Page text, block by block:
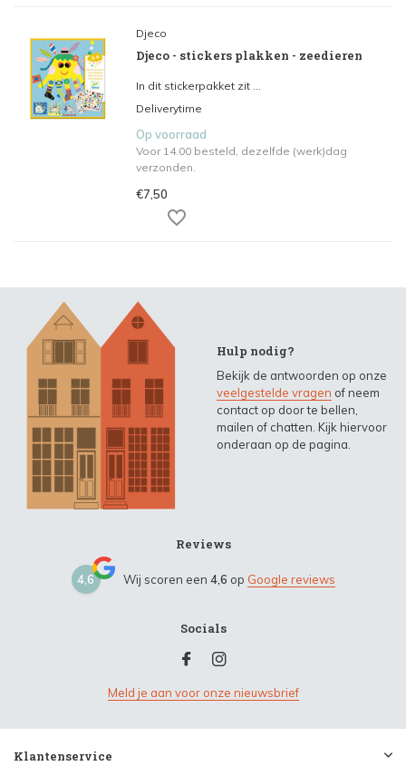
Djeco
Djeco - stickers plakken - zeedieren
In dit stickerpakket zit ...
Deliverytime
Op voorraad
Voor 14.00 besteld, dezelfde (werk)dag
verzonden.
€7,50
Hulp nodig?
Bekijk de antwoorden op onze
veelgestelde vragen of neem
contact op door te bellen,
mailen of chatten. Kijk hiervoor
onderaan op de pagina.
Reviews
4,6 Wij scoren een 4,6 op Google reviews
Socials
Meld je aan voor onze nieuwsbrief
Klantenservice